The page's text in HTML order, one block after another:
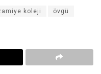
koleji övgü